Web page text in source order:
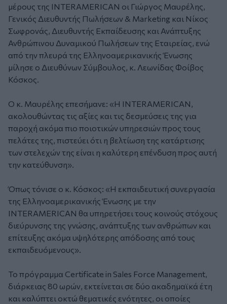
μέρους της INTERAMERICAN οι Γιώργος Μαυρέλης,
Γενικός Διευθυντής Πωλήσεων & Marketing και Νίκος
Σωφρονάς, Διευθυντής Εκπαίδευσης και Ανάπτυξης
Ανθρώπινου Δυναμικού Πωλήσεων της Εταιρείας, ενώ
από την πλευρά της Ελληνοαμερικανικής Ένωσης
μίλησε ο Διευθύνων Σύμβουλος, κ. Λεωνίδας Φοίβος
Κόσκος.
Ο κ. Μαυρέλης επεσήμανε: «Η INTERAMERICAN,
ακολουθώντας τις αξίες και τις δεσμεύσεις της για
παροχή ακόμα πιο ποιοτικών υπηρεσιών προς τους
πελάτες της, πιστεύει ότι η βελτίωση της κατάρτισης
των στελεχών της είναι η καλύτερη επένδυση προς αυτή
την κατεύθυνση».
Όπως τόνισε ο κ. Κόσκος: «Η εκπαιδευτική συνεργασία
της Ελληνοαμερικανικής Ένωσης με την
INTERAMERICAN θα υπηρετήσει τους κοινούς στόχους
διεύρυνσης της γνώσης, ανάπτυξης των ανθρώπων και
επίτευξης ακόμα υψηλότερης απόδοσης από τους
εκπαιδευόμενους».
Το πρόγραμμα Certificate in Sales Force Management,
διάρκειας 80 ωρών, εκτείνεται σε δύο ακαδημαϊκά έτη
και καλύπτει οκτώ θεματικές ενότητες, οι οποίες